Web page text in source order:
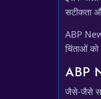
सटीकता
ABP
चिंताओं
ABP
जैसे-जैसे